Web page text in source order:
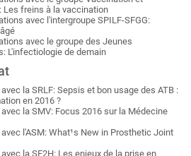
Les freins à la vaccination
avec l'intergroupe SPILF-SFGG:
avec le groupe des Jeunes
L'infectiologie de demain
la SRLF: Sepsis et bon usage des ATB :
en 2016 ?
la SMV: Focus 2016 sur la Médecine
l'ASM: What¹s New in Prosthetic Joint
la SF2H: Les enjeux de la prise en